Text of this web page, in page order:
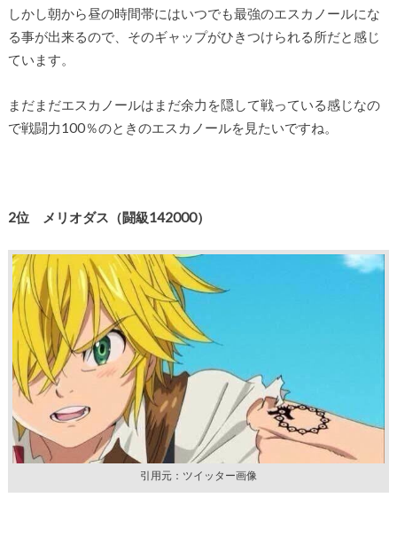
しかし朝から昼の時間帯にはいつでも最強のエスカノールにな
る事が出来るので、そのギャップがひきつけられる所だと感じ
ています。
まだまだエスカノールはまだ余力を隠して戦っている感じなの
で戦闘力100％のときのエスカノールを見たいですね。
2位 メリオダス（闘級142000）
引用元：ツイッター画像